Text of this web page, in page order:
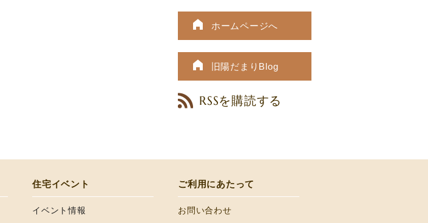
ホームページへ
旧陽だまりBlog
RSSを購読する
住宅イベント
イベント情報
ご利用にあたって
お問い合わせ